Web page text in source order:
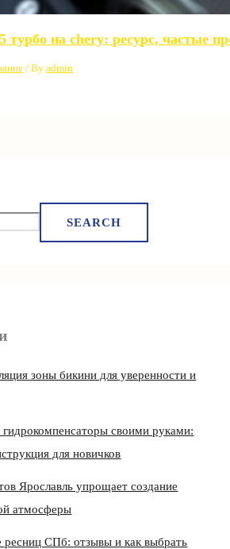
SEARCH
зоны бикини для уверенности и
гидрокомпенсаторы своими руками:
для новичков
Ярославль упрощает создание
атмосферы
СПб: отзывы и как выбрать
турбо на chery: ресурс, частые
/ Byadmin